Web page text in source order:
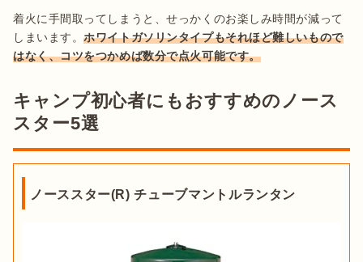
着火に手間取ってしまうと、せっかくのお楽しみ時間が減って
しまいます。ホワイトガソリンタイプもそれほど難しいもので
はなく、コツをつかめば数分で点火可能です。
キャンプ初心者にもおすすめのノース
スター5選
ノーススター(R) チューブマントルランタン